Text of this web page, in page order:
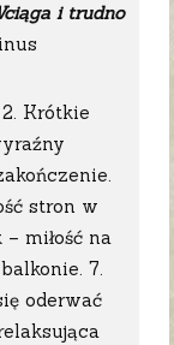
i trudno
2. Krótkie
stron w
miłość na
7.
oderwać